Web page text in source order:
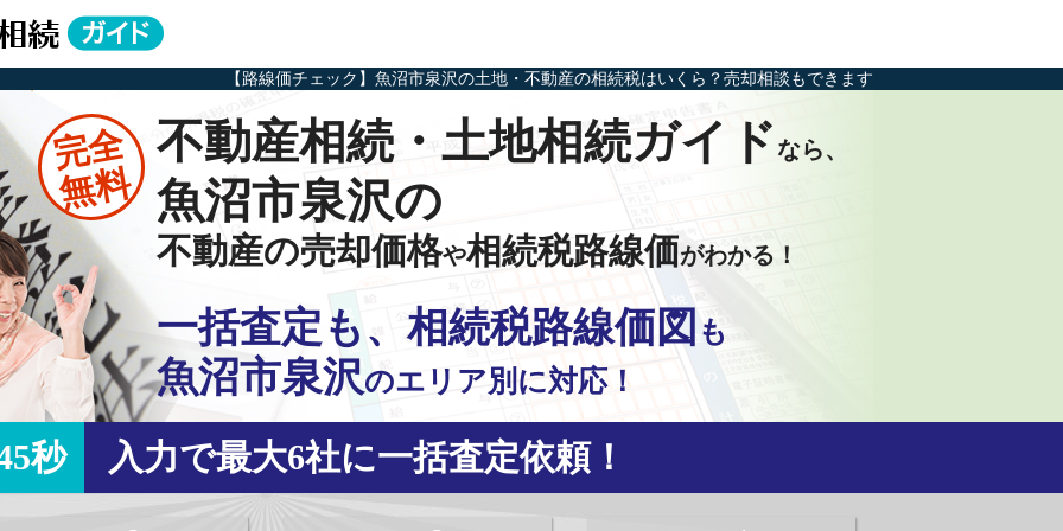
【路線価チェック】魚沼市泉沢の土地・不動産の相続税はいくら？売却相談もできます
完全
無料
不動産相続・土地相続ガイドなら、
魚沼市泉沢の
不動産の売却価格や相続税路線価がわかる！
一括査定も、相続税路線価図 も
魚沼市泉沢のエリア別に対応！
秒 入力で最大6社に一括査定依頼！